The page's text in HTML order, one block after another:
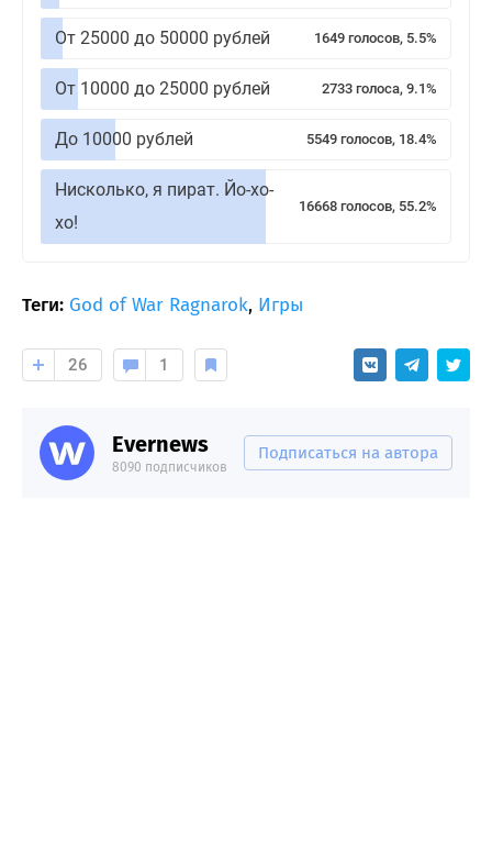
От 25000 до 50000 рублей 1649 голосов, 5.5%
От 10000 до 25000 рублей 2733 голоса, 9.1%
До 10000 рублей 5549 голосов, 18.4%
Нисколько, я пират. Йо-хо-
хо!
16668 голосов, 55.2%
Теги: God of War Ragnarok, Игры
26 1
Evernews
8090 подписчиков
Подписаться на автора